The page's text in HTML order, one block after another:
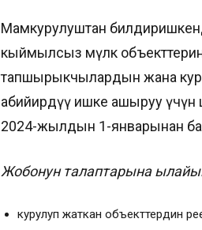
Мамкурулуштан
кыймылсыз мүлк
тапшырыкчылардын жана
абийирдүү ишке ашыруу үчүн
2024-жылдын 1-январынан
Жобонун талаптарына
курулуп жаткан объекттердин